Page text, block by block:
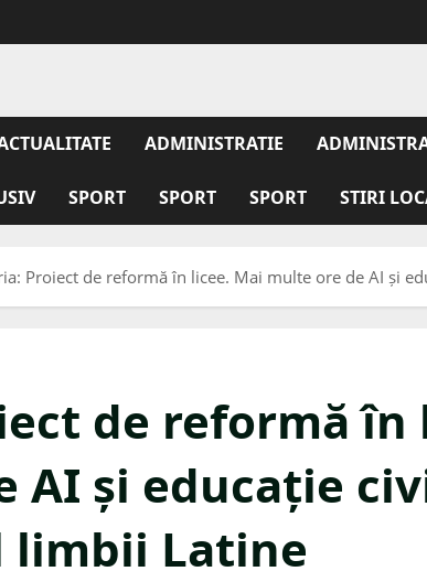
ADMINISTRATIE
SPORT SPORT SPORT STIRI
Proiect de reformă în licee. Mai multe ore de AI și
de reformă în
AI și educație
Latine